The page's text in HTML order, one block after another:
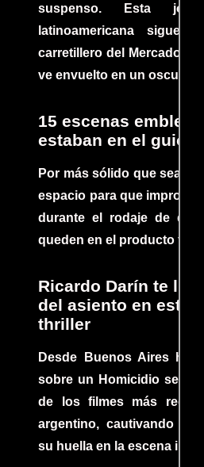
suspenso. Esta joya
latinoamericana sigue
carretillero del Mercado 4
ve envuelto en un oscuro
15 escenas
estaban en el guion
Por más sólido que sea un
espacio para que
durante el rodaje de
queden en el producto final.
Ricardo Darín te
del asiento en este
thriller
Desde Buenos Aires
sobre un Homicidio se ha
de los filmes más
argentino, cautivando
su huella en la escena